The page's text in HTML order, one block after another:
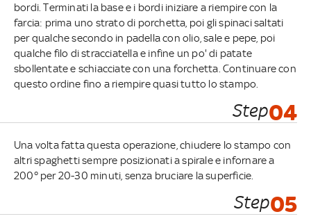
bordi. Terminati la base e i bordi iniziare a riempire con la
farcia: prima uno strato di porchetta, poi gli spinaci saltati
per qualche secondo in padella con olio, sale e pepe, poi
qualche filo di stracciatella e infine un po' di patate
sbollentate e schiacciate con una forchetta. Continuare con
questo ordine fino a riempire quasi tutto lo stampo.
Step04
Una volta fatta questa operazione, chiudere lo stampo con
altri spaghetti sempre posizionati a spirale e infornare a
200° per 20-30 minuti, senza bruciare la superficie.
Step05